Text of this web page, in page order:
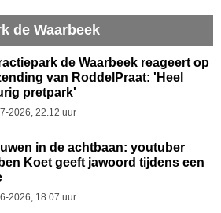
de Waarbeek
de Waarbeek reageert op
van RoddelPraat: 'Heel
pretpark'
2026, 22.12 uur
in de achtbaan: youtuber
Koet geeft jawoord tijdens een
2026, 18.07 uur